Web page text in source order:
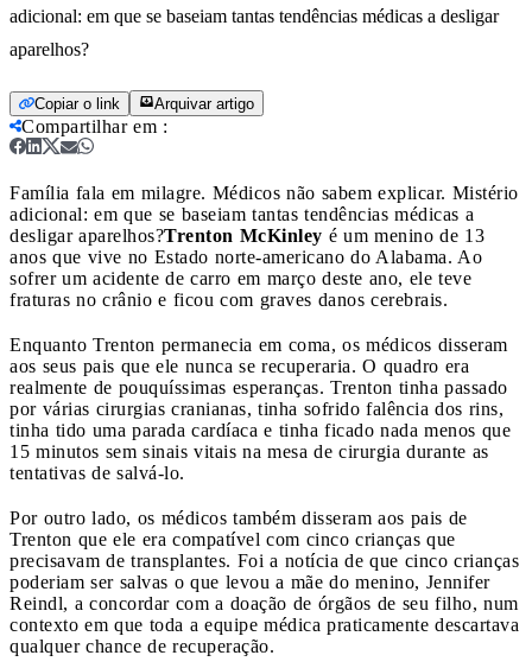
adicional: em que se baseiam tantas tendências médicas a desligar
aparelhos?
Copiar o link Arquivar artigo
Compartilhar em :
Família fala em milagre. Médicos não sabem explicar. Mistério
adicional: em que se baseiam tantas tendências médicas a
desligar aparelhos?Trenton McKinley é um menino de 13
anos que vive no Estado norte-americano do Alabama. Ao
sofrer um acidente de carro em março deste ano, ele teve
fraturas no crânio e ficou com graves danos cerebrais.
Enquanto Trenton permanecia em coma, os médicos disseram
aos seus pais que ele nunca se recuperaria. O quadro era
realmente de pouquíssimas esperanças. Trenton tinha passado
por várias cirurgias cranianas, tinha sofrido falência dos rins,
tinha tido uma parada cardíaca e tinha ficado nada menos que
15 minutos sem sinais vitais na mesa de cirurgia durante as
tentativas de salvá-lo.
Por outro lado, os médicos também disseram aos pais de
Trenton que ele era compatível com cinco crianças que
precisavam de transplantes. Foi a notícia de que cinco crianças
poderiam ser salvas o que levou a mãe do menino, Jennifer
Reindl, a concordar com a doação de órgãos de seu filho, num
contexto em que toda a equipe médica praticamente descartava
qualquer chance de recuperação.